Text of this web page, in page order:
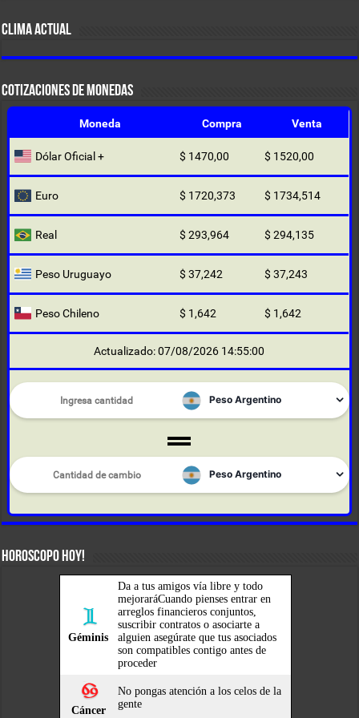
CLIMA ACTUAL
COTIZACIONES DE MONEDAS
Moneda Compra Venta
Dólar Oficial + $ 1470,00 $ 1520,00
Euro $ 1720,373 $ 1734,514
Real $ 293,964 $ 294,135
Peso Uruguayo $ 37,242 $ 37,243
Peso Chileno $ 1,642 $ 1,642
Actualizado: 07/08/2026 14:55:00
HOROSCOPO HOY!